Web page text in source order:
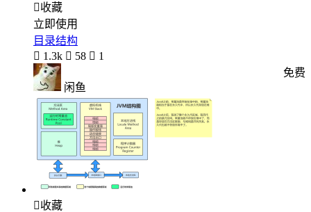
收藏
立即使用
目录结构
 1.3k  58  1
闲鱼
免费
收藏